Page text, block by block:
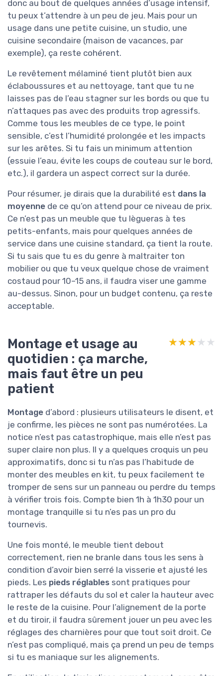
donc au bout de quelques années d’usage intensif,
tu peux t’attendre à un peu de jeu. Mais pour un
usage dans une petite cuisine, un studio, une
cuisine secondaire (maison de vacances, par
exemple), ça reste cohérent.
Le revêtement mélaminé tient plutôt bien aux
éclaboussures et au nettoyage, tant que tu ne
laisses pas de l’eau stagner sur les bords ou que tu
n’attaques pas avec des produits trop agressifs.
Comme tous les meubles de ce type, le point
sensible, c’est l’humidité prolongée et les impacts
sur les arêtes. Si tu fais un minimum attention
(essuie l’eau, évite les coups de couteau sur le bord,
etc.), il gardera un aspect correct sur la durée.
Pour résumer, je dirais que la durabilité est dans la
moyenne de ce qu’on attend pour ce niveau de prix.
Ce n’est pas un meuble que tu lègueras à tes
petits-enfants, mais pour quelques années de
service dans une cuisine standard, ça tient la route.
Si tu sais que tu es du genre à maltraiter ton
mobilier ou que tu veux quelque chose de vraiment
costaud pour 10–15 ans, il faudra viser une gamme
au-dessus. Sinon, pour un budget contenu, ça reste
acceptable.
Montage et usage au
quotidien : ça marche,
mais faut être un peu
patient
★★★★★
★★★★★
Montage d’abord : plusieurs utilisateurs le disent, et
je confirme, les pièces ne sont pas numérotées. La
notice n’est pas catastrophique, mais elle n’est pas
super claire non plus. Il y a quelques croquis un peu
approximatifs, donc si tu n’as pas l’habitude de
monter des meubles en kit, tu peux facilement te
tromper de sens sur un panneau ou perdre du temps
à vérifier trois fois. Compte bien 1h à 1h30 pour un
montage tranquille si tu n’es pas un pro du
tournevis.
Une fois monté, le meuble tient debout
correctement, rien ne branle dans tous les sens à
condition d’avoir bien serré la visserie et ajusté les
pieds. Les pieds réglables sont pratiques pour
rattraper les défauts du sol et caler la hauteur avec
le reste de la cuisine. Pour l’alignement de la porte
et du tiroir, il faudra sûrement jouer un peu avec les
réglages des charnières pour que tout soit droit. Ce
n’est pas compliqué, mais ça prend un peu de temps
si tu es maniaque sur les alignements.